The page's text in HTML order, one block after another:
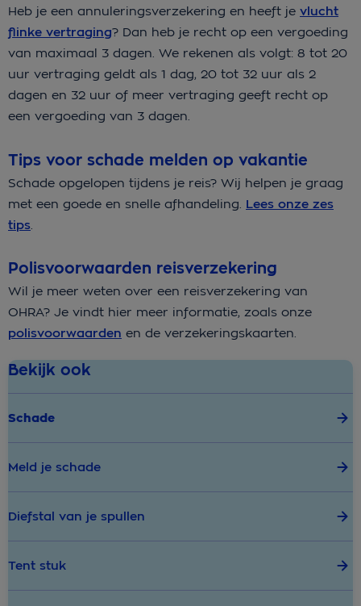
Heb je een annuleringsverzekering en heeft je vlucht
flinke vertraging? Dan heb je recht op een vergoeding
van maximaal 3 dagen. We rekenen als volgt: 8 tot 20
uur vertraging geldt als 1 dag, 20 tot 32 uur als 2
dagen en 32 uur of meer vertraging geeft recht op
een vergoeding van 3 dagen.
Tips voor schade melden op vakantie
Schade opgelopen tijdens je reis? Wij helpen je graag
met een goede en snelle afhandeling. Lees onze zes
tips
Polisvoorwaarden reisverzekering
Wil je meer weten over een reisverzekering van
OHRA? Je vindt hier meer informatie, zoals onze
polisvoorwaarden en de verzekeringskaarten.
Bekijk ook
Schade
Meld je schade
Diefstal van je spullen
Tent stuk